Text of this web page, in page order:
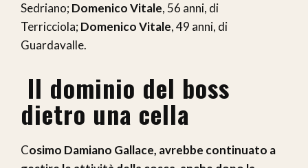
Sedriano; Domenico Vitale, 56 anni, di
Terricciola; Domenico Vitale, 49 anni, di
Guardavalle.
Il dominio del boss
dietro una cella
Cosimo Damiano Gallace, avrebbe continuato a